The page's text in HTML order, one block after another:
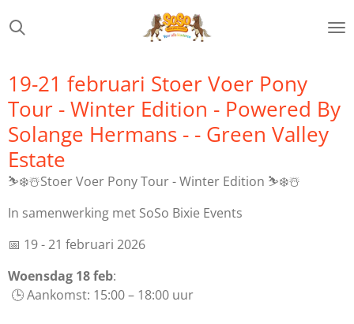
direct
hoofdinhoud
19-21 februari Stoer Voer Pony
Tour - Winter Edition - Powered By
Solange Hermans - - Green Valley
Estate
⛷️❄️☃️Stoer Voer Pony Tour - Winter Edition ⛷️❄️☃️
In samenwerking met SoSo Bixie Events
📅 19 - 21 februari 2026
Woensdag 18 feb:
🕒 Aankomst: 15:00 – 18:00 uur